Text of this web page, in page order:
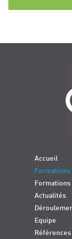
Accueil
Actualités
Equipe
Références